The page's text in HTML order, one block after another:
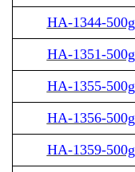
HA-1344-500g
HA-1351-500g
HA-1355-500g
HA-1356-500g
HA-1359-500g